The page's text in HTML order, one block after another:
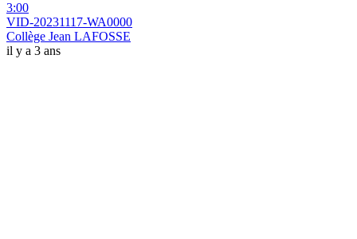
3:00
VID-20231117-WA0000
Collège Jean LAFOSSE
il y a 3 ans